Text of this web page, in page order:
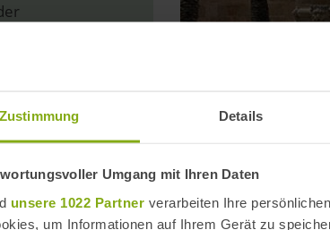
Zustimmung Details
Umgang mit Ihren Daten
unsere 1022 Partner verarbeiten Ihre
um Informationen auf Ihrem Gerät zu